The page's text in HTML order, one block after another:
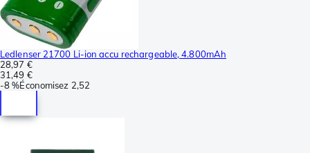
Ledlenser 21700 Li-ion accu rechargeable, 4.800mAh
28,97 €
31,49 €
-8 %Économisez 2,52